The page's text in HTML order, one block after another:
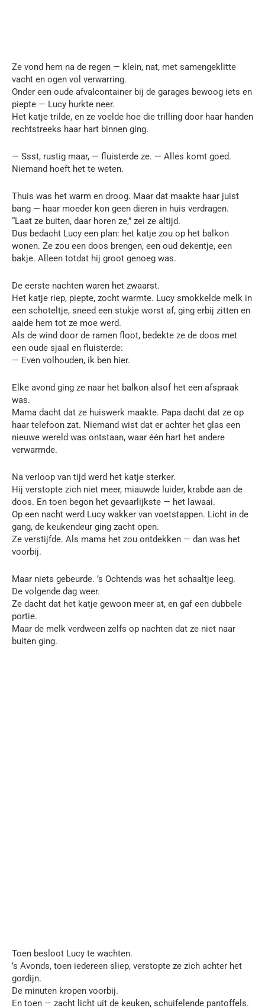
Ze vond hem na de regen — klein, nat, met samengeklitte
vacht en ogen vol verwarring.
Onder een oude afvalcontainer bij de garages bewoog iets en
piepte — Lucy hurkte neer.
Het katje trilde, en ze voelde hoe die trilling door haar handen
rechtstreeks haar hart binnen ging.
— Ssst, rustig maar, — fluisterde ze. — Alles komt goed.
Niemand hoeft het te weten.
Thuis was het warm en droog. Maar dat maakte haar juist
bang — haar moeder kon geen dieren in huis verdragen.
“Laat ze buiten, daar horen ze,” zei ze altijd.
Dus bedacht Lucy een plan: het katje zou op het balkon
wonen. Ze zou een doos brengen, een oud dekentje, een
bakje. Alleen totdat hij groot genoeg was.
De eerste nachten waren het zwaarst.
Het katje riep, piepte, zocht warmte. Lucy smokkelde melk in
een schoteltje, sneed een stukje worst af, ging erbij zitten en
aaide hem tot ze moe werd.
Als de wind door de ramen floot, bedekte ze de doos met
een oude sjaal en fluisterde:
— Even volhouden, ik ben hier.
Elke avond ging ze naar het balkon alsof het een afspraak
was.
Mama dacht dat ze huiswerk maakte. Papa dacht dat ze op
haar telefoon zat. Niemand wist dat er achter het glas een
nieuwe wereld was ontstaan, waar één hart het andere
verwarmde.
Na verloop van tijd werd het katje sterker.
Hij verstopte zich niet meer, miauwde luider, krabde aan de
doos. En toen begon het gevaarlijkste — het lawaai.
Op een nacht werd Lucy wakker van voetstappen. Licht in de
gang, de keukendeur ging zacht open.
Ze verstijfde. Als mama het zou ontdekken — dan was het
voorbij.
Maar niets gebeurde. ’s Ochtends was het schaaltje leeg.
De volgende dag weer.
Ze dacht dat het katje gewoon meer at, en gaf een dubbele
portie.
Maar de melk verdween zelfs op nachten dat ze niet naar
buiten ging.
Toen besloot Lucy te wachten.
’s Avonds, toen iedereen sliep, verstopte ze zich achter het
gordijn.
De minuten kropen voorbij.
En toen — zacht licht uit de keuken, schuifelende pantoffels.